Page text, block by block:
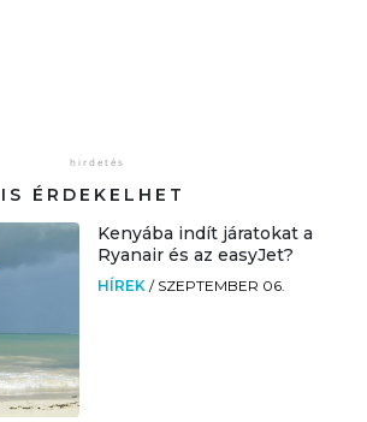
ÉRDEKELHET
Kenyába indít járatokat a
Ryanair és az easyJet?
HÍREK / SZEPTEMBER 06.